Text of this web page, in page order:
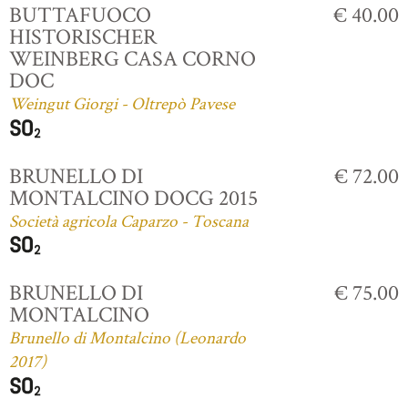
BUTTAFUOCO
HISTORISCHER
WEINBERG CASA CORNO
DOC
Weingut Giorgi - Oltrepò Pavese
€ 40.00
BRUNELLO DI
MONTALCINO DOCG 2015
Società agricola Caparzo - Toscana
€ 72.00
BRUNELLO DI
MONTALCINO
Brunello di Montalcino (Leonardo
2017)
€ 75.00